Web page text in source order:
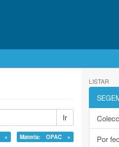
Ir
×
Materia: OPAC ×
LISTAR
Por